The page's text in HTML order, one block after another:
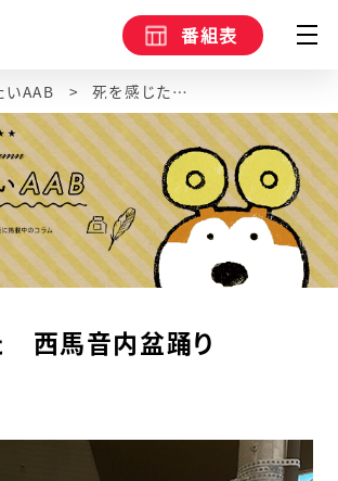
番組表
いAAB 死を感じた 西馬音内盆踊り
西馬音内盆踊り